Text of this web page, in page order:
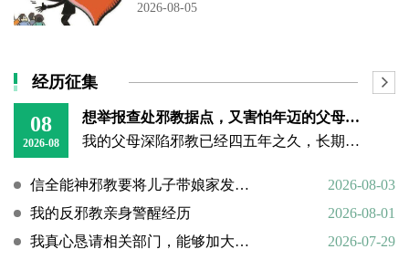
2026-08-05
经历征集
08
2026-08
想举报查处邪教据点，又害怕年迈的父母心理难以承受
我的父母深陷邪教已经四五年之久，长期的洗脑已经深深困住他们的思想。昨日我回到老家，看见年迈双亲憔悴疲惫的模样，内心万分揪心难受。
信全能神邪教要将儿子带娘家发展成信徒
2026-08-03
我的反邪教亲身警醒经历
2026-08-01
我真心恳请相关部门，能够加大对“全能神”邪教的打击力度
2026-07-29